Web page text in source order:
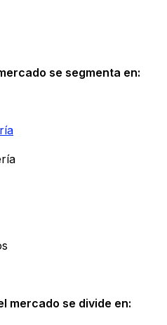
se segmenta en:
mercado se divide en: